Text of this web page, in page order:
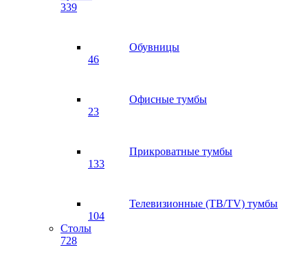
339
Обувницы
46
Офисные тумбы
23
Прикроватные тумбы
133
Телевизионные (ТВ/TV) тумбы
104
Столы
728